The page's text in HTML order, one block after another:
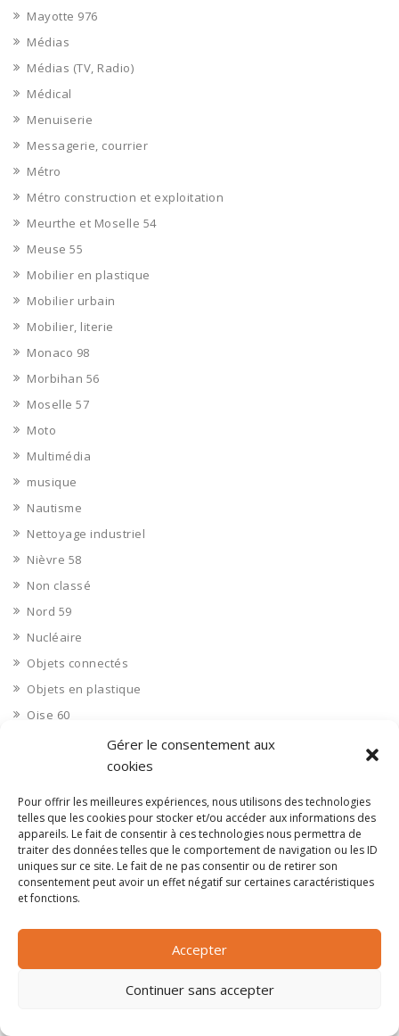
Gérer le consentement aux
cookies
Pour offrir les meilleures expériences, nous utilisons des technologies
telles que les cookies pour stocker et/ou accéder aux informations des
appareils. Le fait de consentir à ces technologies nous permettra de
traiter des données telles que le comportement de navigation ou les ID
uniques sur ce site. Le fait de ne pas consentir ou de retirer son
consentement peut avoir un effet négatif sur certaines caractéristiques
et fonctions.
Accepter
Continuer sans accepter
Mayotte 976
Médias
Médias (TV, Radio)
Médical
Menuiserie
Messagerie, courrier
Métro
Métro construction et exploitation
Meurthe et Moselle 54
Meuse 55
Mobilier en plastique
Mobilier urbain
Mobilier, literie
Monaco 98
Morbihan 56
Moselle 57
Moto
Multimédia
musique
Nautisme
Nettoyage industriel
Nièvre 58
Non classé
Nord 59
Nucléaire
Objets connectés
Objets en plastique
Oise 60
Opérateur télécom
Opérateurs télécom
Ordinateurs
Orne 61
Ouvrages d’art
Paramédical, compléments alimentaires
Pêche
Petite distribution